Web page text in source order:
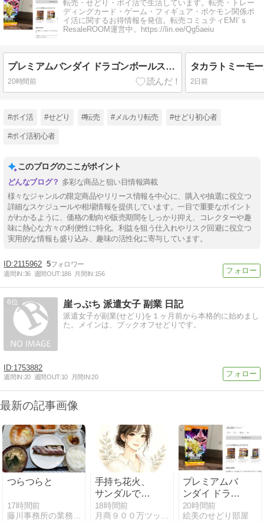
転売・せどり・ポイ活で生活しています。転売・トレー
ディングカード・ゲーム・フィギュア・ポケモン関係ポ
イ活に関するお得情報を発信。転売コミュティEMI’ｓ
ResaleROOM運営中。https://lin.ee/Qg5aeiu
プレミアムバンダイ ドラゴンボールスーパーカードゲーム FW STORY BOOSTER01[ST01]
20時間前 2日前
#ポイ活 #せどり #転売 #メルカリ転売 #せどり初心者
#ポイ活初心者
このブログのここがポイント
多彩な商品と狙い目情報満載
様々なジャンルの限定商品やリリース情報を中心に、購入や抽選に役立つ
詳細なスケジュールや相場情報を提供しています。一目で重要なポイント
がわかるように、価格の動向や販売期間をしっかり抑え、コレクターや趣
味に熱心な方々の利便性に特化。利益を狙う仕入れやリスク回避に役立つ
実用的な情報も盛り込み、趣味の活性化に寄与しています。
2115962 5
週間IN:36 週間OUT:186 月間IN:156
6 崖っぷち 派遣女子 副業 日記
派遣女子が副業(せどり)を１ヶ月前から本格的に始めまし
た。メインは、ブックオフせどりです。
1753882
週間IN:20 週間OUT:10 月間IN:20
最新の記事画像
つらつらと
17時間前
手持ち花火、
サンダルで大
丈夫？やけど
を防ぐ7つの
18時間前
月商９００万ツッキー＠せどり王子のCDDVDせどり
プレミアムバ
ンダイ ドラゴ
ンボールスー
パーカードゲ
20時間前
絵美のせどり部屋